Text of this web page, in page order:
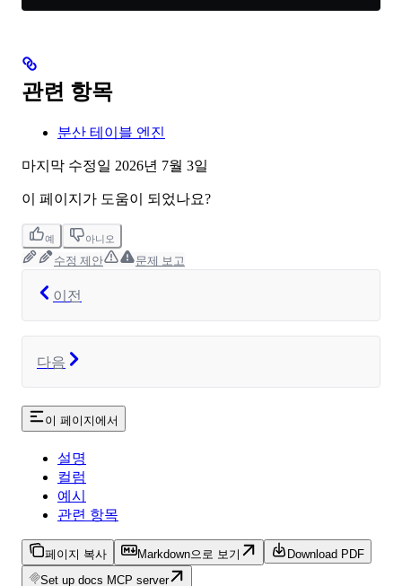
관련 항목
분산 테이블 엔진
마지막 수정일 2026년 7월 3일
이 페이지가 도움이 되었나요?
예 아니오
수정 제안 문제 보고
이전
다음
이 페이지에서
설명
컬럼
예시
관련 항목
페이지 복사 Markdown으로 보기
Download PDF
Set up docs MCP server